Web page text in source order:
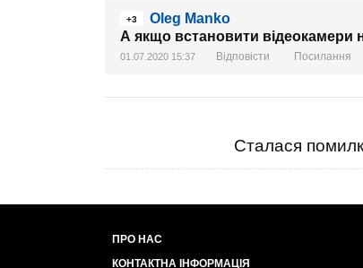
+3
Oleg Manko
А якщо встановити відеокамери
01.07.2020 15:37 Відповісти Посилання
Сталася
ПРО НАС
КОНТАКТНА ІНФОРМАЦІЯ